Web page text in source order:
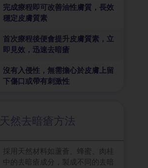
完成療程即可改善油性膚質，長效
穩定皮膚質素
首次療程後便會提升皮膚質素，立
即見效，迅速去暗瘡
沒有入侵性，無需擔心於皮膚上留
下傷口或帶有刺激性
天然去暗瘡方法
採用天然材料如蘆薈、蜂蜜、肉桂
中的去暗瘡成分，製成不同的去暗